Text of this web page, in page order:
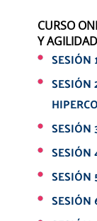
CURSO
Y
SESIÓN
SESIÓN
SESIÓN
SESIÓN
SESIÓN
SESIÓN